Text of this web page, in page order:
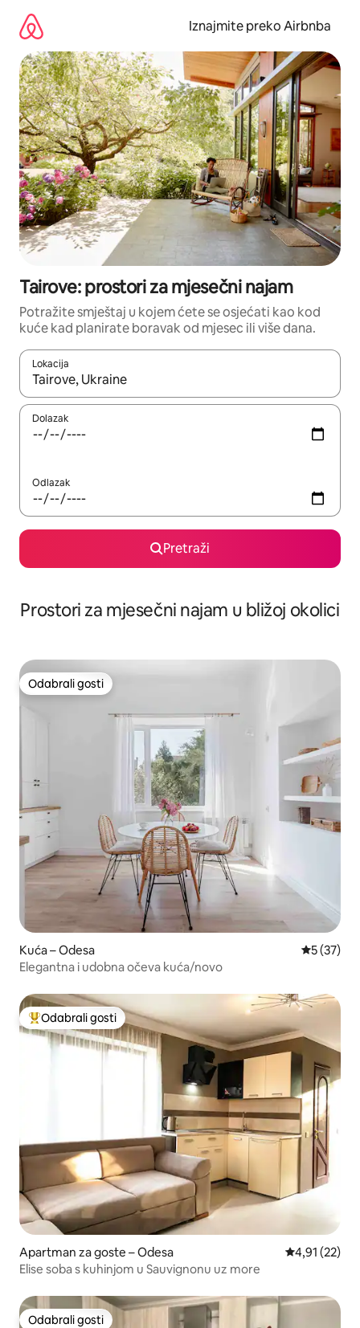
sadržaj
Iznajmite preko Airbnba
Tairove: prostori za mjesečni najam
Potražite smještaj u kojem ćete se osjećati kao kod
kuće kad planirate boravak od mjesec ili više dana.
Lokacija
Kada budu dostupni rezultati, moći ćete ih pregledati
Dolazak
Odlazak
Pretraži
Prostori za mjesečni najam u bližoj okolici
Odabrali gosti
Odabrali gosti
Kuća – Odesa Prosječna
5 (37)
Elegantna i udobna očeva kuća/novo
Među najviše rangiranima s oznakom „Odabrali gosti”
Odabrali gosti
Apartman za goste – Odesa Prosječna
4,91 (22)
Elise soba s kuhinjom u Sauvignonu uz more
Odabrali gosti